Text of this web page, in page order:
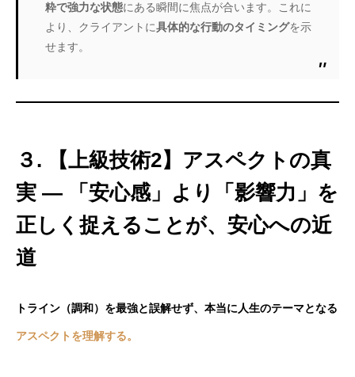
粋で強力な状態にある瞬間に焦点が合います。これに
より、クライアントに具体的な行動のタイミングを示
せます。
３. 【上級技術2】アスペクトの真
実 — 「安心感」より「影響力」を
正しく捉えることが、安心への近
道
トライン（調和）を最強と誤解せず、本当に人生のテーマとなる
アスペクトを理解する。